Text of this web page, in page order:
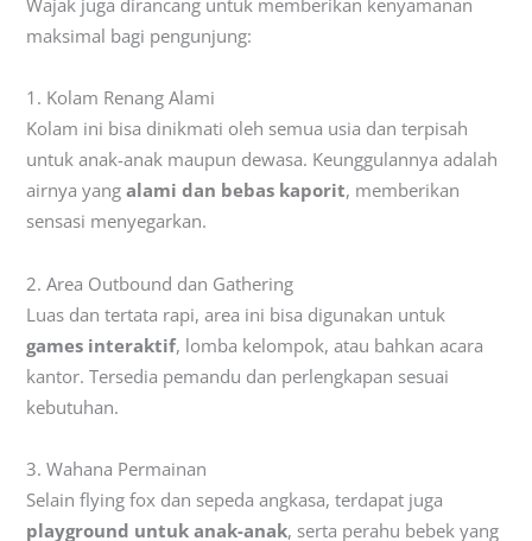
Wajak juga dirancang untuk memberikan kenyamanan
maksimal bagi pengunjung:
1. Kolam Renang Alami
Kolam ini bisa dinikmati oleh semua usia dan terpisah
untuk anak-anak maupun dewasa. Keunggulannya adalah
airnya yangalami dan bebas kaporit, memberikan
sensasi menyegarkan.
2. Area Outbound dan Gathering
Luas dan tertata rapi, area ini bisa digunakan untuk
games interaktif, lomba kelompok, atau bahkan acara
kantor. Tersedia pemandu dan perlengkapan sesuai
kebutuhan.
3. Wahana Permainan
Selain flying fox dan sepeda angkasa, terdapat juga
playground untuk anak-anak, serta perahu bebek yang